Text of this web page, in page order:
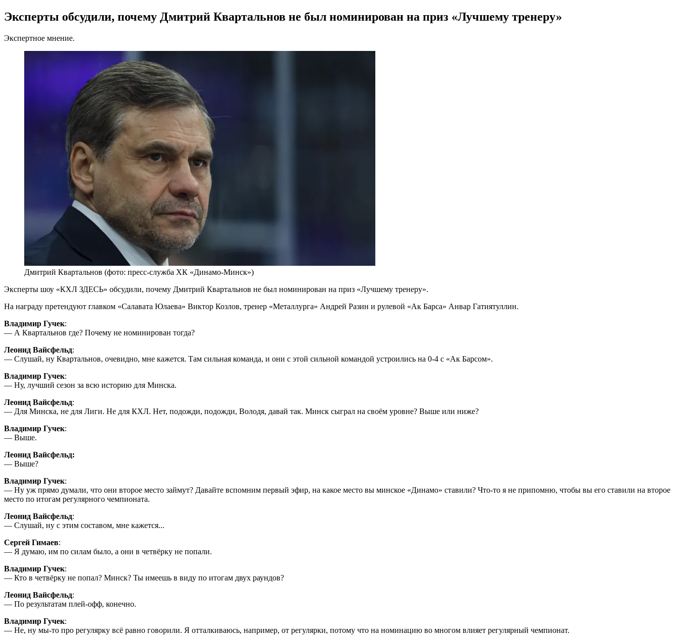
Эксперты обсудили, почему Дмитрий Квартальнов не был номинирован на приз «Лучшему тренеру»
Экспертное мнение.
Дмитрий Квартальнов (фото: пресс-служба ХК «Динамо-Минск»)
Эксперты шоу «КХЛ ЗДЕСЬ» обсудили, почему Дмитрий Квартальнов не был номинирован на приз «Лучшему тренеру».
На награду претендуют главком «Салавата Юлаева» Виктор Козлов, тренер «Металлурга» Андрей Разин и рулевой «Ак Барса» Анвар Гатиятуллин.
Владимир Гучек:
— А Квартальнов где? Почему не номинирован тогда?
Леонид Вайсфельд:
— Слушай, ну Квартальнов, очевидно, мне кажется. Там сильная команда, и они с этой сильной командой устроились на 0-4 с «Ак Барсом».
Владимир Гучек:
— Ну, лучший сезон за всю историю для Минска.
Леонид Вайсфельд:
— Для Минска, не для Лиги. Не для КХЛ. Нет, подожди, подожди, Володя, давай так. Минск сыграл на своём уровне? Выше или ниже?
Владимир Гучек:
— Выше.
Леонид Вайсфельд:
— Выше?
Владимир Гучек:
— Ну уж прямо думали, что они второе место займут? Давайте вспомним первый эфир, на какое место вы минское «Динамо» ставили? Что-то я не припомню, чтобы вы его ставили на второе
место по итогам регулярного чемпионата.
Леонид Вайсфельд:
— Слушай, ну с этим составом, мне кажется...
Сергей Гимаев:
— Я думаю, им по силам было, а они в четвёрку не попали.
Владимир Гучек:
— Кто в четвёрку не попал? Минск? Ты имеешь в виду по итогам двух раундов?
Леонид Вайсфельд:
— По результатам плей-офф, конечно.
Владимир Гучек:
— Не, ну мы-то про регулярку всё равно говорили. Я отталкиваюсь, например, от регулярки, потому что на номинацию во многом влияет регулярный чемпионат.